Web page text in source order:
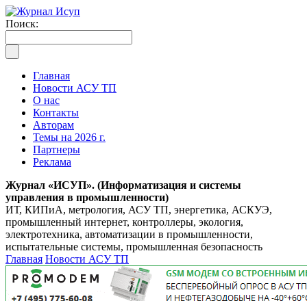
Поиск:
Главная
Новости АСУ ТП
О нас
Контакты
Авторам
Темы на 2026 г.
Партнеры
Реклама
Журнал «ИСУП». (Информатизация и системы
управления в промышленности)
ИТ, КИПиА, метрология, АСУ ТП, энергетика, АСКУЭ,
промышленный интернет, контроллеры, экология,
электротехника, автоматизации в промышленности,
испытательные системы, промышленная безопасность
Главная Новости АСУ ТП